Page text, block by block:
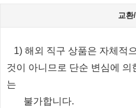
교환
1) 해외 직구 상품은 자체적
것이 아니므로 단순 변심에
는
불가합니다.